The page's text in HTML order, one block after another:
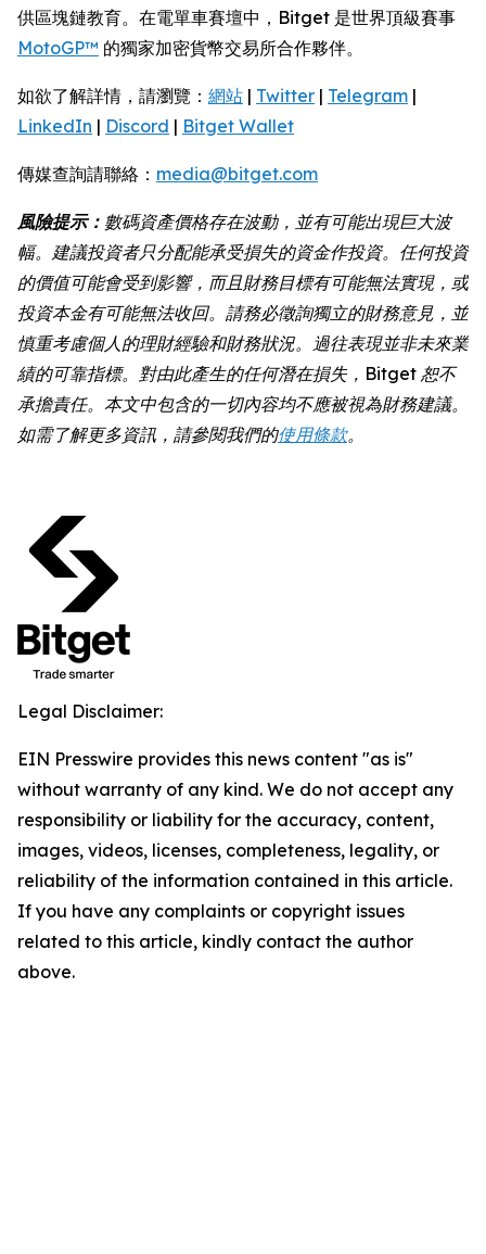
供區塊鏈教育。在電單車賽壇中，Bitget 是世界頂級賽事
MotoGP™ 的獨家加密貨幣交易所合作夥伴。
如欲了解詳情，請瀏覽： 網站 | Twitter | Telegram |
LinkedIn | Discord | Bitget Wallet
傳媒查詢請聯絡： media@bitget.com
風險提示： 數碼資產價格存在波動，並有可能出現巨大波
幅。建議投資者只分配能承受損失的資金作投資。任何投資
的價值可能會受到影響，而且財務目標有可能無法實現，或
投資本金有可能無法收回。請務必徵詢獨立的財務意見，並
慎重考慮個人的理財經驗和財務狀況。過往表現並非未來業
績的可靠指標。對由此產生的任何潛在損失，Bitget 恕不
承擔責任。本文中包含的一切內容均不應被視為財務建議。
如需了解更多資訊，請參閱我們的使用條款。
Legal Disclaimer:
EIN Presswire provides this news content "as is"
without warranty of any kind. We do not accept any
responsibility or liability for the accuracy, content,
images, videos, licenses, completeness, legality, or
reliability of the information contained in this article.
If you have any complaints or copyright issues
related to this article, kindly contact the author
above.